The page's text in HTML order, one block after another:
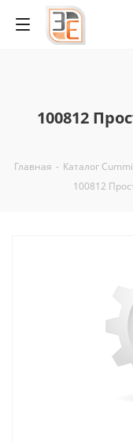
100812
Главная - Каталог
100812